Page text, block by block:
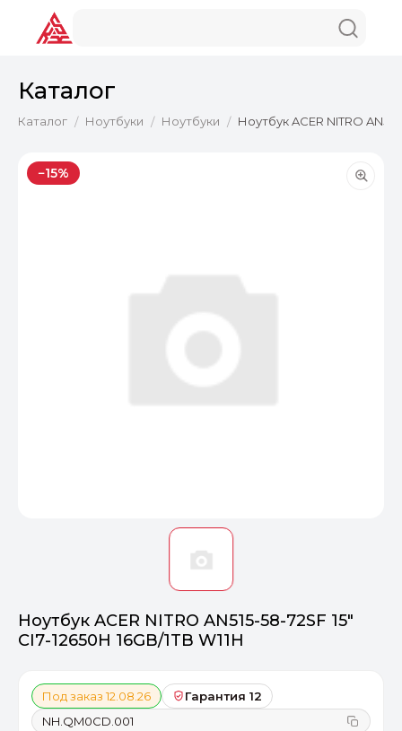
Каталог
Каталог / Ноутбуки / Ноутбуки / Ноутбук ACER NITRO
−15%
Ноутбук ACER NITRO AN515-58-72SF 15"
CI7-12650H 16GB/1TB W11H
Под заказ 12.08.26
Гарантия 12
NH.QM0CD.001